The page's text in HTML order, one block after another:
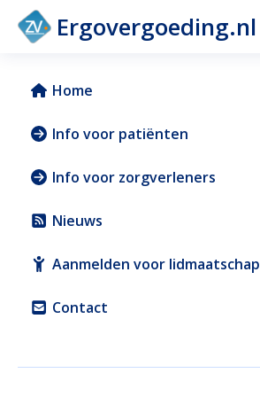
Ergovergoeding.nl
Home
Info voor patiënten
Info voor zorgverleners
Nieuws
Aanmelden voor lidmaatschap
Contact